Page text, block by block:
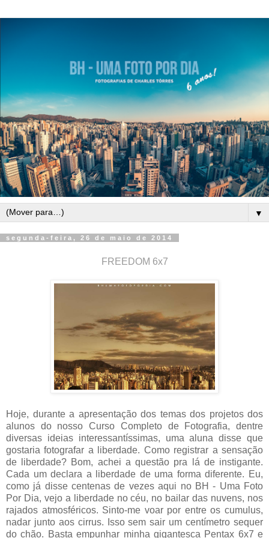
▼
segunda-feira, 26 de maio de 2014
FREEDOM 6x7
Hoje, durante a apresentação dos temas dos projetos dos
alunos do nosso Curso Completo de Fotografia, dentre
diversas ideias interessantíssimas, uma aluna disse que
gostaria fotografar a liberdade. Como registrar a sensação
de liberdade? Bom, achei a questão pra lá de instigante.
Cada um declara a liberdade de uma forma diferente. Eu,
como já disse centenas de vezes aqui no BH - Uma Foto
Por Dia, vejo a liberdade no céu, no bailar das nuvens, nos
rajados atmosféricos. Sinto-me voar por entre os cumulus,
nadar junto aos cirrus. Isso sem sair um centímetro sequer
do chão. Basta empunhar minha gigantesca Pentax 6x7 e